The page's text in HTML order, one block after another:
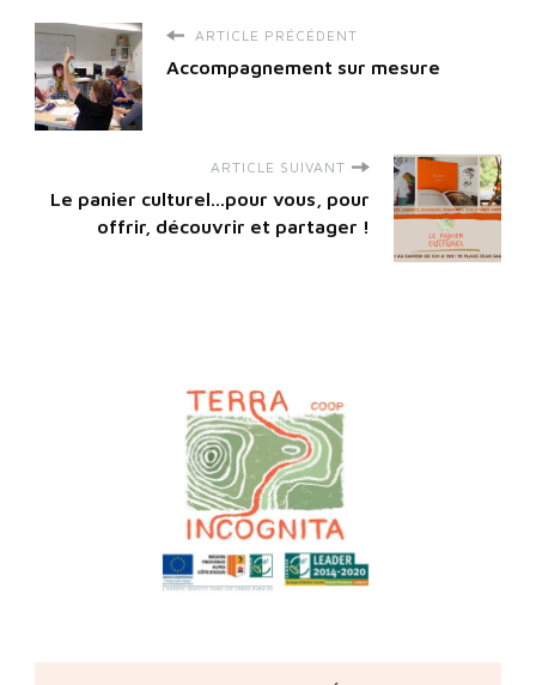
ARTICLE PRÉCÉDENT
Accompagnement sur mesure
ARTICLE SUIVANT
Le panier culturel...pour vous, pour
offrir, découvrir et partager !